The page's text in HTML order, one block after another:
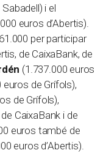
i el
euros d’Abertis).
per participar
de CaixaBank, de
(1.737.000 euros
de Grífols),
de Grífols),
CaixaBank i de
euros també de
euros d’Abertis).